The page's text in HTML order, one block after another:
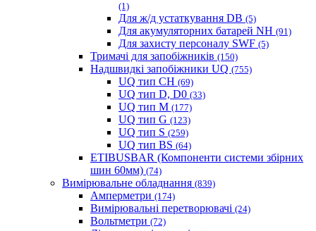
(1)
Для ж/д устаткування DB (5)
Для акумуляторних батарей NH (91)
Для захисту персоналу SWF (5)
Тримачі для запобіжників (150)
Надшвидкі запобіжники UQ (755)
UQ тип CH (69)
UQ тип D, D0 (33)
UQ тип M (177)
UQ тип G (123)
UQ тип S (259)
UQ тип BS (64)
ETIBUSBAR (Компоненти системи збірних
шин 60мм) (74)
Вимірювальне обладнання (839)
Амперметри (174)
Вимірювальні перетворювачі (24)
Вольтметри (72)